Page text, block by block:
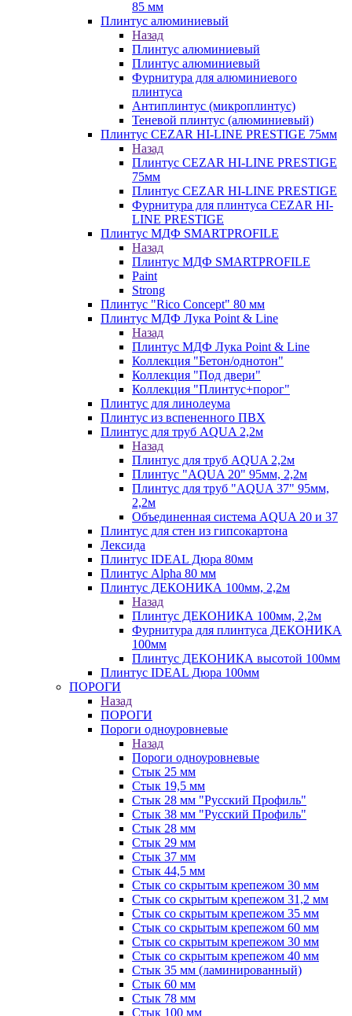
85 мм
Плинтус алюминиевый
Назад
Плинтус алюминиевый
Плинтус алюминиевый
Фурнитура для алюминиевого
плинтуса
Антиплинтус (микроплинтус)
Теневой плинтус (алюминиевый)
Плинтус CEZAR HI-LINE PRESTIGE 75мм
Назад
Плинтус CEZAR HI-LINE PRESTIGE
75мм
Плинтус CEZAR HI-LINE PRESTIGE
Фурнитура для плинтуса CEZAR HI-
LINE PRESTIGE
Плинтус МДФ SMARTPROFILE
Назад
Плинтус МДФ SMARTPROFILE
Paint
Strong
Плинтус "Rico Concept" 80 мм
Плинтус МДФ Лука Point & Line
Назад
Плинтус МДФ Лука Point & Line
Коллекция "Бетон/однотон"
Коллекция "Под двери"
Коллекция "Плинтус+порог"
Плинтус для линолеума
Плинтус из вспененного ПВХ
Плинтус для труб AQUA 2,2м
Назад
Плинтус для труб AQUA 2,2м
Плинтус "AQUA 20" 95мм, 2,2м
Плинтус для труб "AQUA 37" 95мм,
2,2м
Объединенная система AQUA 20 и 37
Плинтус для стен из гипсокартона
Лексида
Плинтус IDEAL Дюра 80мм
Плинтус Alpha 80 мм
Плинтус ДЕКОНИКА 100мм, 2,2м
Назад
Плинтус ДЕКОНИКА 100мм, 2,2м
Фурнитура для плинтуса ДЕКОНИКА
100мм
Плинтус ДЕКОНИКА высотой 100мм
Плинтус IDEAL Дюра 100мм
ПОРОГИ
Назад
ПОРОГИ
Пороги одноуровневые
Назад
Пороги одноуровневые
Стык 25 мм
Стык 19,5 мм
Стык 28 мм "Русский Профиль"
Стык 38 мм "Русский Профиль"
Стык 28 мм
Стык 29 мм
Стык 37 мм
Стык 44,5 мм
Стык со скрытым крепежом 30 мм
Стык со скрытым крепежом 31,2 мм
Стык со скрытым крепежом 35 мм
Стык со скрытым крепежом 60 мм
Стык со скрытым крепежом 30 мм
Стык со скрытым крепежом 40 мм
Стык 35 мм (ламинированный)
Стык 60 мм
Стык 78 мм
Стык 100 мм